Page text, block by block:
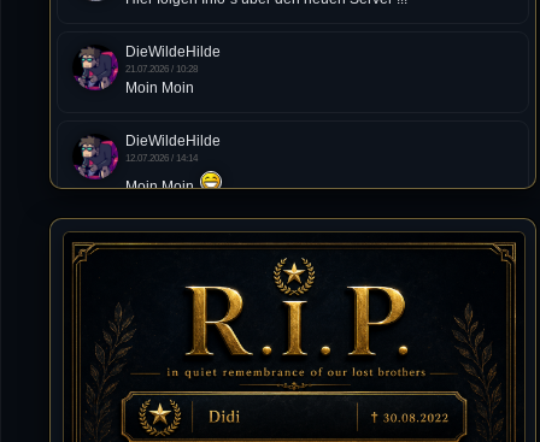
DieWildeHilde
21.07.2026 / 10:28
Moin Moin
DieWildeHilde
12.07.2026 / 14:14
Moin Moin
Tommy
Tommy
10.07.2026 / 22:25
Letzte Aktivität:
27. Dez 2023, 22:48
DieWildeHilde